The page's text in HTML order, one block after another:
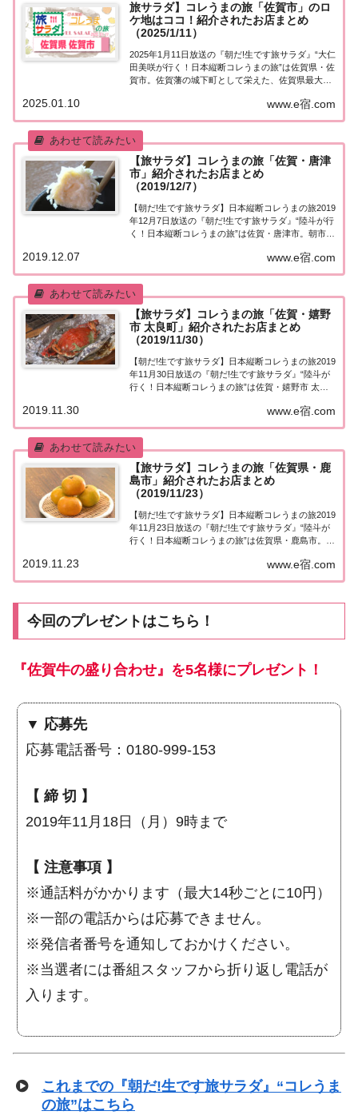
旅サラダ】コレうまの旅「佐賀市」のロ
ケ地はココ！紹介されたお店まとめ
（2025/1/11）
2025年1月11日放送の『朝だ!生です旅サラダ』“大仁
田美咲が行く！日本縦断コレうまの旅”は佐賀県・佐
賀市。佐賀藩の城下町として栄えた、佐賀県最大の
ら！コレうまの旅「佐賀市」「日本縦断コレうまの
旅」４代目プレゼントソムリエ・大仁田美...
www.e宿.com
2025.01.10
【旅サラダ】コレうまの旅「佐賀・唐津
市」紹介されたお店まとめ
（2019/12/7）
【朝だ!生です旅サラダ】日本縦断コレうまの旅2019
年12月7日放送の『朝だ!生です旅サラダ』“陸斗が行
く！日本縦断コレうまの旅”は佐賀・唐津市。朝市で
ルコース！？「幻のフルーツ」とは？紹介されたお
店はこちら！コレうまの旅「佐賀・唐...
www.e宿.com
2019.12.07
【旅サラダ】コレうまの旅「佐賀・嬉野
市 太良町」紹介されたお店まとめ
（2019/11/30）
【朝だ!生です旅サラダ】日本縦断コレうまの旅2019
年11月30日放送の『朝だ!生です旅サラダ』“陸斗が
行く！日本縦断コレうまの旅”は佐賀・嬉野市 太良
豆腐…ご当地グルメが続々登場！お隣の太良町では
カニ料理も！紹介されたお店はこちら...
www.e宿.com
2019.11.30
【旅サラダ】コレうまの旅「佐賀県・鹿
島市」紹介されたお店まとめ
（2019/11/23）
【朝だ!生です旅サラダ】日本縦断コレうまの旅2019
年11月23日放送の『朝だ!生です旅サラダ』“陸斗が
行く！日本縦断コレうまの旅”は佐賀県・鹿島市。収
謎の生物「ワラスボ」(秘)ドリンク！？紹介された
お店はこちら！コレうまの旅「佐賀県...
www.e宿.com
2019.11.23
今回のプレゼントはこちら！
『佐賀牛の盛り合わせ』を5名様にプレゼント！
▼ 応募先
応募電話番号：0180-999-153
【 締 切 】
2019年11月18日（月）9時まで
【 注意事項 】
※通話料がかかります（最大14秒ごとに10円）
※一部の電話からは応募できません。
※発信者番号を通知しておかけください。
※当選者には番組スタッフから折り返し電話が
入ります。
これまでの『朝だ!生です旅サラダ』“コレうま
の旅”はこちら